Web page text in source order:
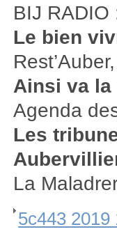
BIJ
Le bien
Ainsi va la
Agenda
Les
La
5c443 2019